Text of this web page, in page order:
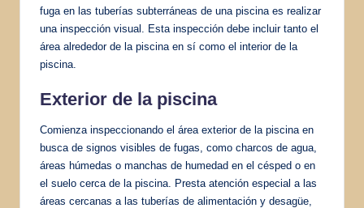
fuga en las tuberías subterráneas de una piscina es realizar
una inspección visual. Esta inspección debe incluir tanto el
área alrededor de la piscina en sí como el interior de la
piscina.
Exterior de la piscina
Comienza inspeccionando el área exterior de la piscina en
busca de signos visibles de fugas, como charcos de agua,
áreas húmedas o manchas de humedad en el césped o en
el suelo cerca de la piscina. Presta atención especial a las
áreas cercanas a las tuberías de alimentación y desagüe,